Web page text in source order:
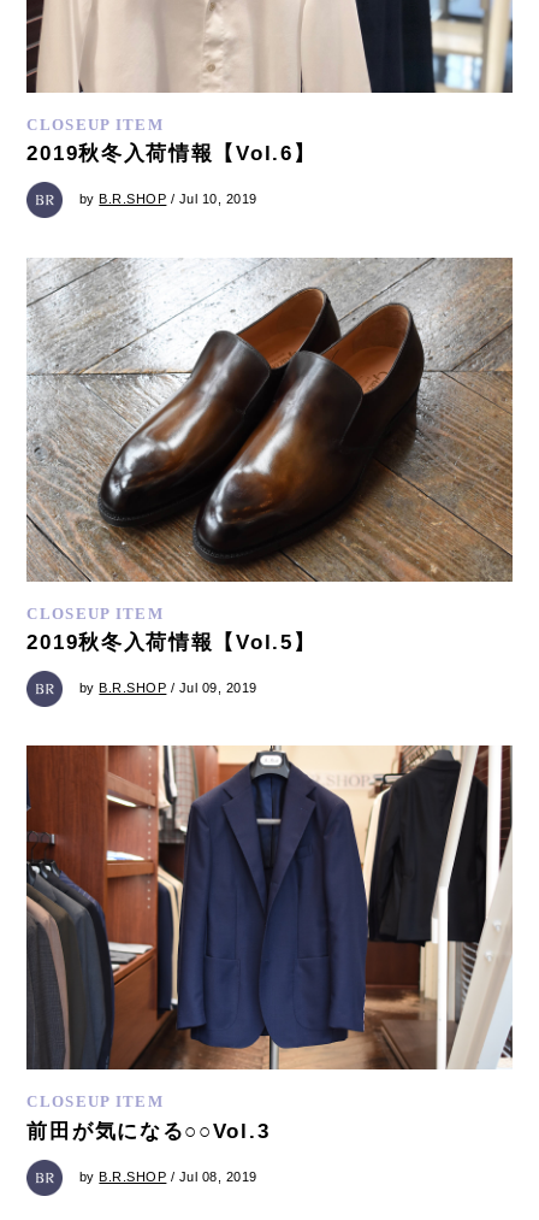
CLOSEUP ITEM
2019秋冬入荷情報【Vol.6】
by B.R.SHOP / Jul 10, 2019
CLOSEUP ITEM
2019秋冬入荷情報【Vol.5】
byB.R.SHOP / Jul 09, 2019
CLOSEUP ITEM
前田が気になる○○Vol.3
byB.R.SHOP / Jul 08, 2019